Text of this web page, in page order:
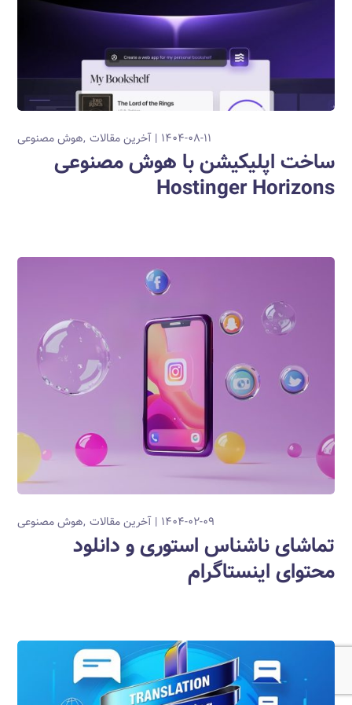
۱۴۰۴-۰۸-۱۱ آخرین مقالات هوش مصنوعی
ساخت اپلیکیشن با هوش مصنوعی
Hostinger Horizons
۱۴۰۴-۰۲-۰۹ آخرین مقالات هوش مصنوعی
تماشای ناشناس استوری و دانلود
محتوای اینستاگرام